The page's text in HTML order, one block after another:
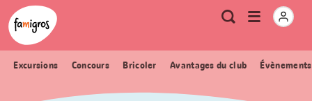
Signets
de
navigation
Header
Logo Métanavigation
RechercheOuvrir
Excursions Concours Bricoler Avantages du club